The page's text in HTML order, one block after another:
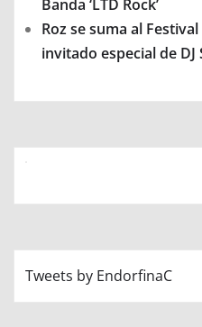
Banda ‘LTD Rock’
Roz se suma al
invitado especial de DJ
Tweets by EndorfinaC